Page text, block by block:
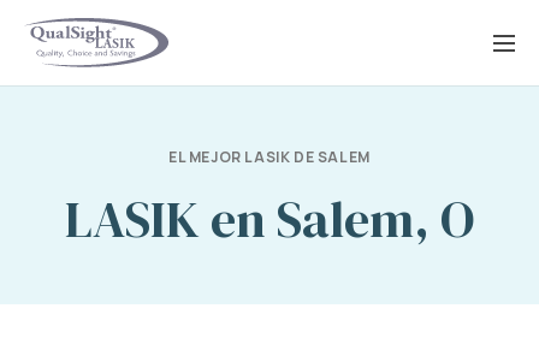
Saltar
EL MEJOR LASIK DE SALEM
LASIK en Salem, O